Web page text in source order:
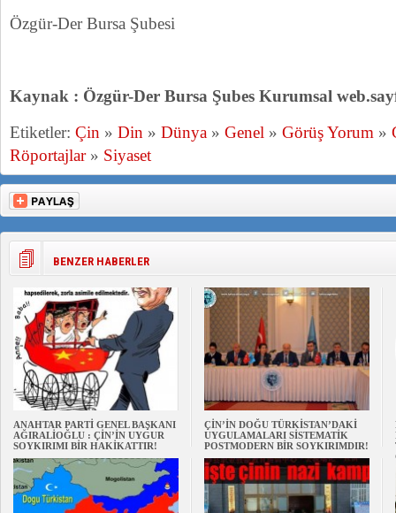
Özgür-Der Bursa Şubesi
Kaynak : Özgür-Der Bursa Şubes Kurumsal
Etiketler: Çin » Din » Dünya » Genel » Görüş Yorum »
Röportajlar» Siyaset
BENZER HABERLER
ANAHTAR PARTİ GENEL BAŞKANI
AĞIRALİOĞLU : ÇİN’İN UYGUR
SOYKIRIMI BİR HAKİKATTIR!
ÇİN’İN DOĞU TÜRKİSTAN’DAKİ
UYGULAMALARI SİSTEMATİK
POSTMODERN BİR SOYKIRIMDIR!